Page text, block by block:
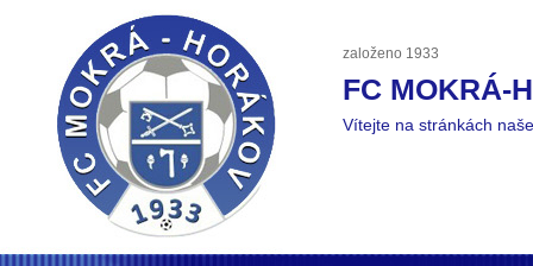
založeno 1933
FC MOKRÁ-
Vítejte na stránkách